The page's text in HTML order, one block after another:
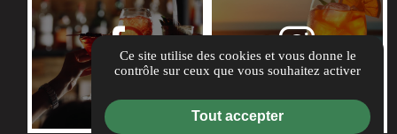
Ce site utilise des cookies et vous donne le
contrôle sur ceux que vous souhaitez activer
Tout accepter